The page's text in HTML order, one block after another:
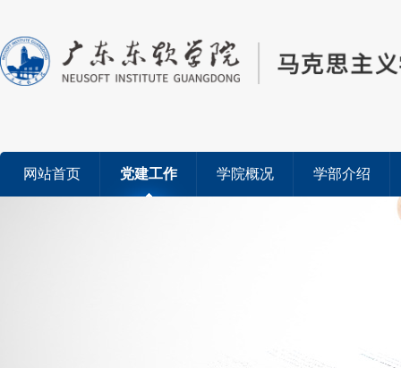
网站首页 党建工作 学院概况 学部介绍